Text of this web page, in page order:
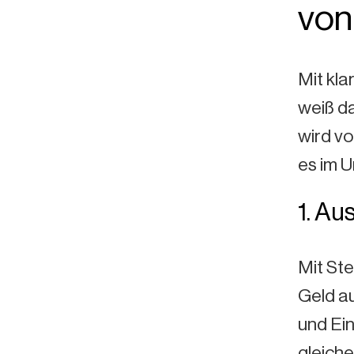
Mit
weiß
wird
es im
1.
Mit
Geld
und